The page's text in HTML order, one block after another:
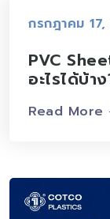
กรกฎาคม
PVC
อะไรได้บ้า
Read